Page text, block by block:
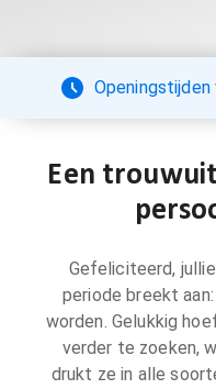
Openingstijden
Een
Gefeliciteerd,
periode breekt
worden. Gelukkig
verder te zoeken,
drukt ze in alle